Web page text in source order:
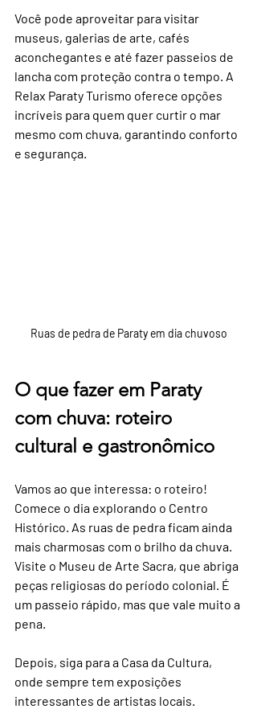
Você pode aproveitar para visitar
museus, galerias de arte, cafés
aconchegantes e até fazer passeios de
lancha com proteção contra o tempo. A
Relax Paraty Turismo oferece opções
incríveis para quem quer curtir o mar
mesmo com chuva, garantindo conforto
e segurança.
Ruas de pedra de Paraty em dia chuvoso
O que fazer em Paraty
com chuva: roteiro
cultural e gastronômico
Vamos ao que interessa: o roteiro!
Comece o dia explorando o Centro
Histórico. As ruas de pedra ficam ainda
mais charmosas com o brilho da chuva.
Visite o Museu de Arte Sacra, que abriga
peças religiosas do período colonial. É
um passeio rápido, mas que vale muito a
pena.
Depois, siga para a Casa da Cultura,
onde sempre tem exposições
interessantes de artistas locais.